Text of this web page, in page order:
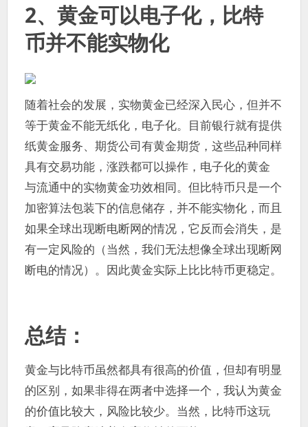
2、黄金可以电子化，比特
币并不能实物化
随着社会的发展，实物黄金已经深入民心，但并不
等于黄金不能无纸化，电子化。目前银行就有提供
纸黄金服务、期货公司有黄金期货，这些品种同样
具有交易功能，涨跌都可以操作，电子化的黄金
与流通中的实物黄金功效相同。但比特币只是一个
加密算法包装下的信息储存，并不能实物化，而且
如果全球出现断电断网的情况，它反而会消失，是
有一定风险的（当然，我们无法想像全球出现断网
断电的情况）。因此黄金实际上比比特币更稳定。
总结：
黄金与比特币虽然都具有很高的价值，但却有明显
的区别，如果非得在两者中选择一个，我认为黄金
的价值比较大，风险比较少。当然，比特币这玩